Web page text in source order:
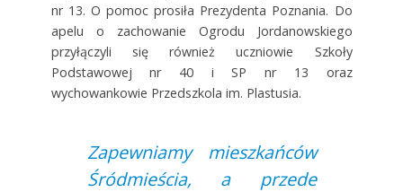
nr 13. O pomoc prosiła Prezydenta Poznania. Do
apelu o zachowanie Ogrodu Jordanowskiego
przyłączyli się również uczniowie Szkoły
Podstawowej nr 40 i SP nr 13 oraz
wychowankowie Przedszkola im. Plastusia.
Zapewniamy mieszkańców
Śródmieścia, a przede